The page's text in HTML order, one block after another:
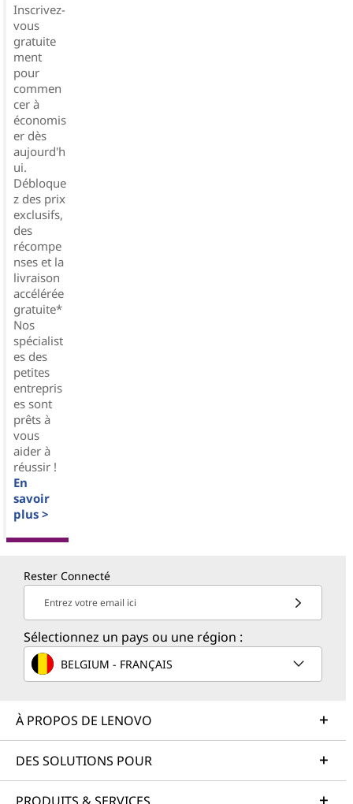
Inscrivez-
vous
gratuite
ment
pour
commen
cer à
économis
er dès
aujourd'h
ui.
Débloque
z des prix
exclusifs,
des
récompe
nses et la
livraison
accélérée
gratuite*
Nos
spécialist
es des
petites
entrepris
es sont
prêts à
vous
aider à
réussir !
En
savoir
plus >
Rester Connecté
Entrez votre email ici
Sélectionnez un pays ou une région :
BELGIUM - FRANÇAIS
À PROPOS DE LENOVO
DES SOLUTIONS POUR